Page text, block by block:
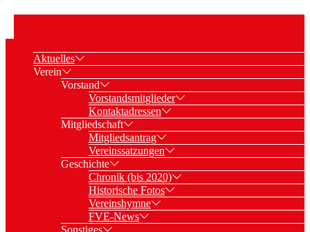
Aktuelles
Verein
Vorstand
Vorstandsmitglieder
Kontaktadressen
Mitgliedschaft
Mitgliedsantrag
Vereinssatzungen
Geschichte
Chronik (bis 2020)
Historische Fotos
Vereinshymne
FVE-News